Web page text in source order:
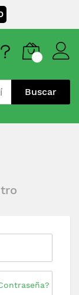
Buscar